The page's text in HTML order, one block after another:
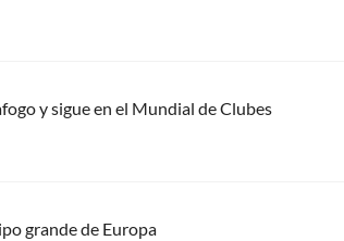
y sigue en el Mundial de Clubes
grande de Europa